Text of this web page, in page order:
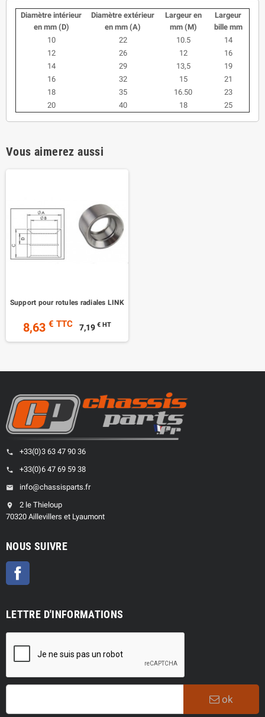
Diamètre intérieur
en mm (D)
Diamètre extérieur
en mm (A)
Largeur en
mm (M)
Largeur
bille mm
10
22 10.5
14
12
26 12
16
14
29 13,5
19
16
32 15
21
18
35 16.50
23
20
40 18 25
Vous aimerez aussi
Support pour rotules radiales LINK
8,63 € TTC 7,19 € HT
phone +33(0)3 63 47 90 36
phone +33(0)6 47 69 59 38
email info@chassisparts.fr
location_on
2 le Thieloup
70320 Aillevillers et Lyaumont
NOUS SUIVRE
LETTRE D'INFORMATIONS
ok